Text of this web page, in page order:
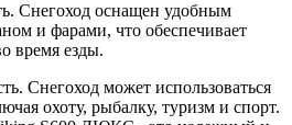
Снегоход оснащен удобным
и фарами, что обеспечивает
время езды.
Снегоход может использоваться
охоту, рыбалку, туризм и спорт.